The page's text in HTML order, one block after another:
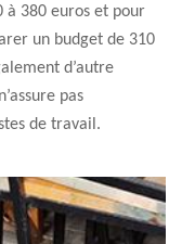
380 euros et pour
un budget de 310
d’autre
pas
de travail.